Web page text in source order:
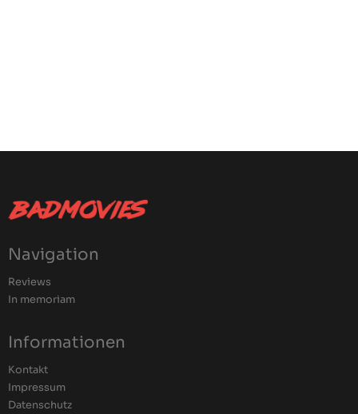
Navigation
Reviews
In memoriam
Informationen
Kontakt
Impressum
Datenschutz